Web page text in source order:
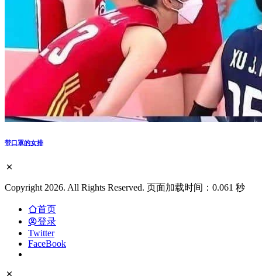
带口罩的女排
Copyright 2026. All Rights Reserved. 页面加载时间：0.061 秒
首页
登录
Twitter
FaceBook